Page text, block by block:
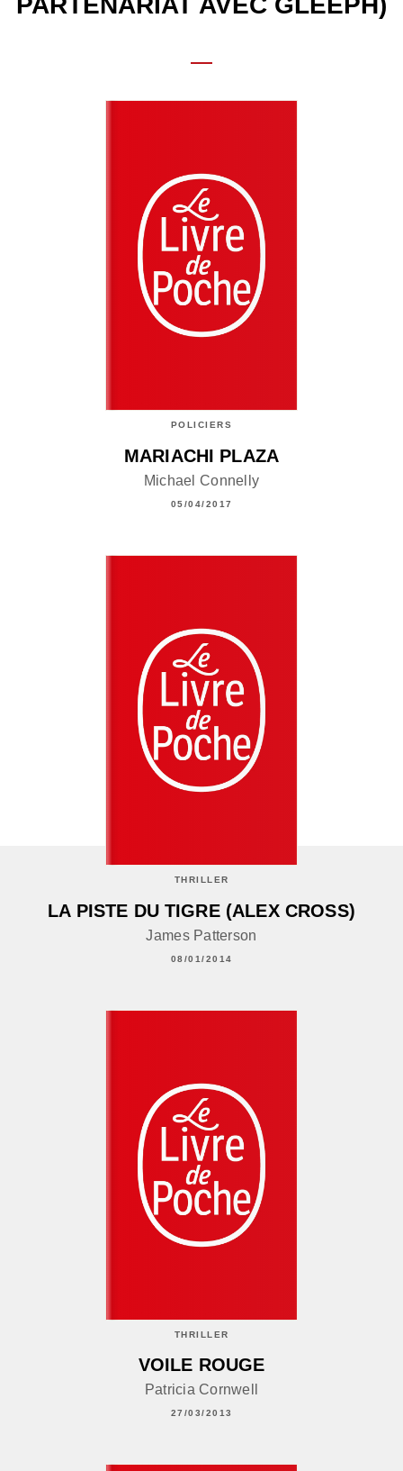
POLICIERS
MARIACHI PLAZA
Michael Connelly
05/04/2017
THRILLER
LA PISTE DU TIGRE (ALEX CROSS)
James Patterson
08/01/2014
THRILLER
VOILE ROUGE
Patricia Cornwell
27/03/2013